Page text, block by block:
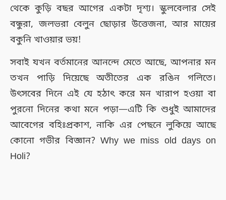
থেকে কুড়ি বছর আগের একটা দৃশ্য। স্কুলবেলার সেই
বন্ধুরা, জলভরা বেলুন ছোড়ার উত্তেজনা, আর মায়ের
বকুনি খাওয়ার ভয়!
সবাই যখন বর্তমানের আনন্দে মেতে আছে, আপনার মন
তখন পাড়ি দিয়েছে অতীতের এক রঙিন গলিতে।
উৎসবের দিনে এই যে হঠাৎ করে মন খারাপ হওয়া বা
পুরনো দিনের কথা মনে পড়া—এটি কি শুধুই আমাদের
আবেগের বহিঃপ্রকাশ, নাকি এর পেছনে লুকিয়ে আছে
কোনো গভীর বিজ্ঞান? Why we miss old days on
Holi?